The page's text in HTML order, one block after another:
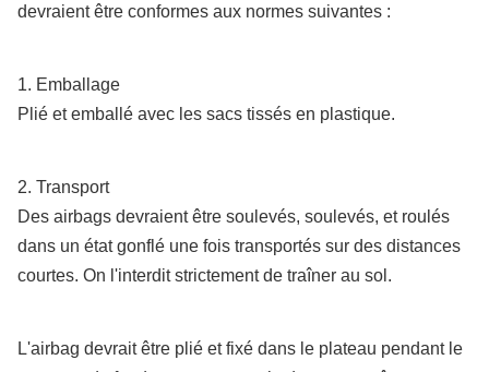
devraient être conformes aux normes suivantes :
1. Emballage
Plié et emballé avec les sacs tissés en plastique.
2. Transport
Des airbags devraient être soulevés, soulevés, et roulés
dans un état gonflé une fois transportés sur des distances
courtes. On l'interdit strictement de traîner au sol.
L'airbag devrait être plié et fixé dans le plateau pendant le